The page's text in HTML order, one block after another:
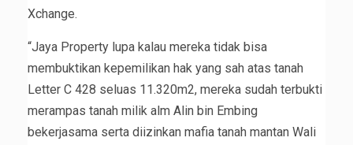
Xchange.
“Jaya Property lupa kalau mereka tidak bisa
membuktikan kepemilikan hak yang sah atas tanah
Letter C 428 seluas 11.320m2, mereka sudah terbukti
merampas tanah milik alm Alin bin Embing
bekerjasama serta diizinkan mafia tanah mantan Wali